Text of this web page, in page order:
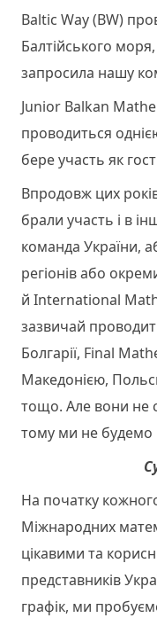
Baltic Way (BW)
Балтійського
запросила нашу
Junior Balkan
проводиться
бере участь як
Впродовж цих
брали участь і в
команда України,
регіонів або
й International
зазвичай
Болгарії, Final
Македонією,
тощо. Але вони не
тому ми не будемо
На початку
Міжнародних
цікавими та
представників
графік, ми